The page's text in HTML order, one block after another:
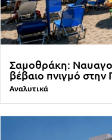
Σαμοθράκη:
βέβαιο πνιγμό
Αναλυτικά